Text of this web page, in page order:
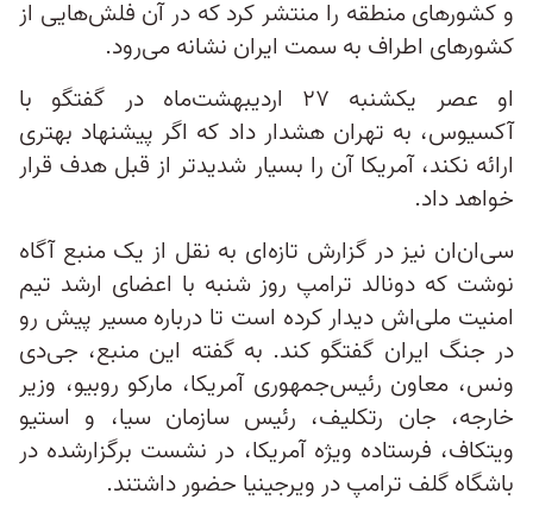
و کشورهای منطقه را منتشر کرد که در آن فلش‌هایی از
کشورهای اطراف به سمت ایران نشانه می‌رود.
او عصر یکشنبه ۲۷ اردیبهشت‌ماه در گفتگو با
آکسیوس، به تهران هشدار داد که اگر پیشنهاد بهتری
ارائه نکند، آمریکا آن را بسیار شدیدتر از قبل هدف قرار
خواهد داد.
سی‌ان‌ان نیز در گزارش تازه‌ای به نقل از یک منبع آگاه
نوشت که دونالد ترامپ روز شنبه با اعضای ارشد تیم
امنیت ملی‌اش دیدار کرده است تا درباره مسیر پیش‌ رو
در جنگ ایران گفتگو کند. به گفته این منبع، جی‌دی
ونس، معاون رئیس‌جمهوری آمریکا، مارکو روبیو، وزیر
خارجه، جان رتکلیف، رئیس سازمان سیا، و استیو
ویتکاف، فرستاده ویژه آمریکا، در نشست برگزارشده در
باشگاه گلف ترامپ در ویرجینیا حضور داشتند.